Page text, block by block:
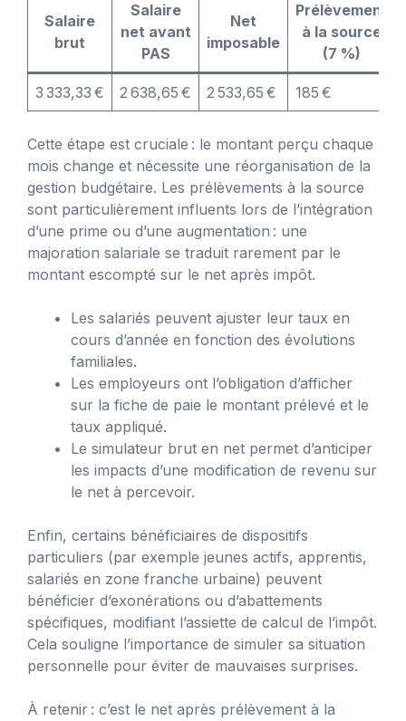
Salaire
brut
Salaire
net avant
PAS
Net
imposable
Prélèvement
à la source
(7 %)
3 333,33 € 2 638,65 € 2 533,65 € 185 €
Cette étape est cruciale : le montant perçu chaque
mois change et nécessite une réorganisation de la
gestion budgétaire. Les prélèvements à la source
sont particulièrement influents lors de l’intégration
d’une prime ou d’une augmentation : une
majoration salariale se traduit rarement par le
montant escompté sur le net après impôt.
Les salariés peuvent ajuster leur taux en
cours d’année en fonction des évolutions
familiales.
Les employeurs ont l’obligation d’afficher
sur la fiche de paie le montant prélevé et le
taux appliqué.
Le simulateur brut en net permet d’anticiper
les impacts d’une modification de revenu sur
le net à percevoir.
Enfin, certains bénéficiaires de dispositifs
particuliers (par exemple jeunes actifs, apprentis,
salariés en zone franche urbaine) peuvent
bénéficier d’exonérations ou d’abattements
spécifiques, modifiant l’assiette de calcul de l’impôt.
Cela souligne l’importance de simuler sa situation
personnelle pour éviter de mauvaises surprises.
À retenir : c’est le net après prélèvement à la